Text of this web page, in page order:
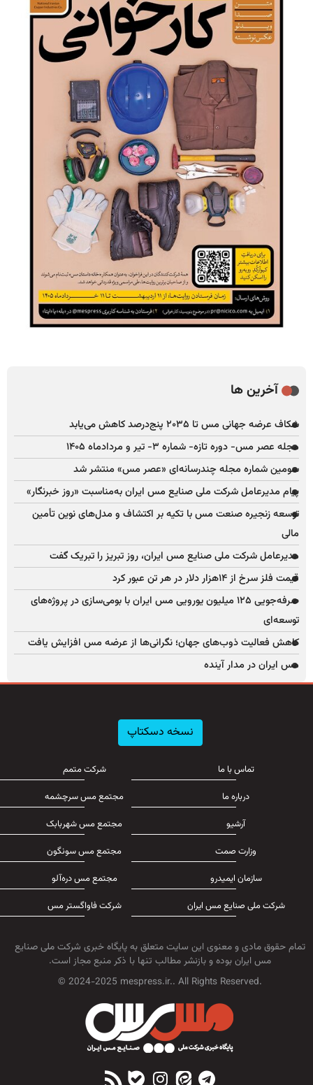
آخرین ها
شکاف عرضه جهانی مس تا ۲۰۳۵ پنج‌درصد کاهش می‌یابد
مجله عصر مس- دوره تازه- شماره ۳- تیر و مردادماه ۱۴۰۵
سومین شماره مجله چندرسانه‌ای «عصر مس» منتشر شد
پیام مدیرعامل شرکت ملی صنایع مس ایران به‌مناسبت «روز خبرنگار»
توسعه زنجیره صنعت مس با تکیه بر اکتشاف و مدل‌های نوین تأمین
مالی
مدیرعامل شرکت ملی صنایع مس ایران، روز تبریز را تبریک گفت
قیمت فلز سرخ از ۱۴هزار دلار در هر تن عبور کرد
صرفه‌جویی ۱۲۵ میلیون یورویی مس ایران با بومی‌سازی در پروژه‌های
توسعه‌ای
کاهش فعالیت ذوب‌های جهان؛ نگرانی‌ها از عرضه مس افزایش یافت
مس ایران در مدار آینده
نسخه دسکتاپ
تماس با ما
درباره ما
آرشیو
وزارت صمت
سازمان ایمیدرو
شرکت ملی صنایع مس ایران
شرکت متمم
مجتمع مس سرچشمه
مجتمع مس شهربابک
مجتمع مس سونگون
مجتمع مس دره‌آلو
شرکت فاواگستر مس
تمام حقوق مادی و معنوی این سایت متعلق به پایگاه خبری شرکت ملی صنایع
مس ایران بوده و بازنشر مطالب تنها با ذکر منبع مجاز است.
© 2024-2025 mespress.ir.. All Rights Reserved.